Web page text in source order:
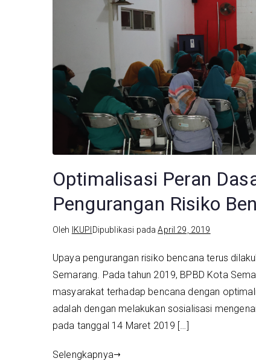
Optimalisasi Peran
Pengurangan Risiko
Oleh IKUPIDipublikasi padaApril 29, 2019
Upaya pengurangan risiko bencana terus
Semarang. Pada tahun 2019, BPBD Kota
masyarakat terhadap bencana dengan
adalah dengan melakukan sosialisasi
pada tanggal 14 Maret 2019 […]
Selengkapnya